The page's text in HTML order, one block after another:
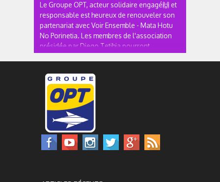
Le Groupe OPT, acteur solidaire engagé🙌 et
responsable est heureux de renouveler son
partenariat avec Voir Ensemble - Mata Hotu
No Porinetia. Les membres de l'association
présidée par Diego Tetihia pourront